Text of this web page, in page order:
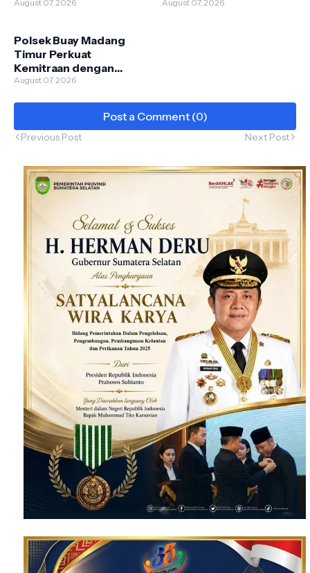
Membakar Hutan dan
August 07, 2026
Puskesmas
August 07, 2026
Polsek Buay Madang
Timur Perkuat
Kemitraan dengan
Warga Lewat Giat
August 07, 2026
Post a Comment (0)
Previous Post Next Post